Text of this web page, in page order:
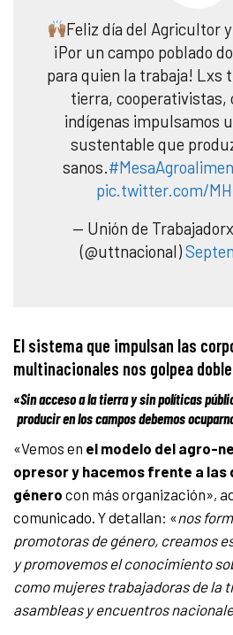
Feliz día del Agricultor
¡Por un campo poblado
para quien la trabaja! Lxs
tierra, cooperativistas,
indígenas impulsamos
sustentable que
sanos.
pic.twitter.com/
— Unión de
(@uttnacional)
El sistema que impulsan las
multinacionales nos golpea
«Sin acceso a la tierra y sin políticas
producir en los campos debemos
«Vemos en el modelo del agro-
opresor y hacemos frente a las
género con más organización»,
comunicado. Y detallan: «nos
promotoras de género, creamos
y promovemos el conocimiento
como mujeres trabajadoras de la
asambleas y encuentros